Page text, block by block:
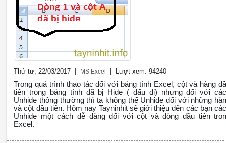
Thứ tư, 22/03/2017 | MS Excel | Lượt xem: 94240
Trong quá trình thao tác đối với bảng tính Excel, cột và hàng
tiên trong bảng tính đã bị Hide ( dấu đi) nhưng đối với
Unhide thông thường thì ta không thể Unhide đối với những
và cột đầu tiên. Hôm nay Tayninhit sẽ giới thiệu đến các bạn
Unhide một cách dễ dàng đối với cột và dòng đầu tiên
Excel.